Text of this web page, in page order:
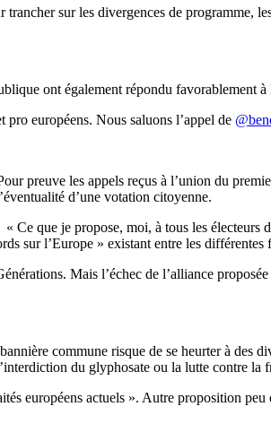
sur les divergences de programme,
ont également répondu favorablement à
européens. Nous saluons l’appel de
preuve les appels reçus à l’union du
d’une votation citoyenne.
Ce que je propose, moi, à tous les électeurs
sur l’Europe » existant entre les différentes
Mais l’échec de l’alliance
commune risque de se heurter à des
du glyphosate ou la lutte contre la
européens actuels ». Autre proposition